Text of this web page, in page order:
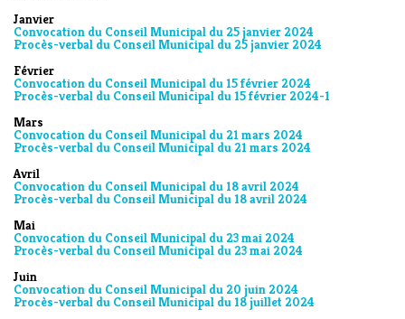
Janvier
Convocation du Conseil Municipal du 25 janvier 2024
Procès-verbal du Conseil Municipal du 25 janvier 2024
Février
Convocation du Conseil Municipal du 15 février 2024
Procès-verbal du Conseil Municipal du 15 février 2024-1
Mars
Convocation du Conseil Municipal du 21 mars 2024
Procès-verbal du Conseil Municipal du 21 mars 2024
Avril
Convocation du Conseil Municipal du 18 avril 2024
Procès-verbal du Conseil Municipal du 18 avril 2024
Mai
Convocation du Conseil Municipal du 23 mai 2024
Procès-verbal du Conseil Municipal du 23 mai 2024
Juin
Convocation du Conseil Municipal du 20 juin 2024
Procès-verbal du Conseil Municipal du 18 juillet 2024